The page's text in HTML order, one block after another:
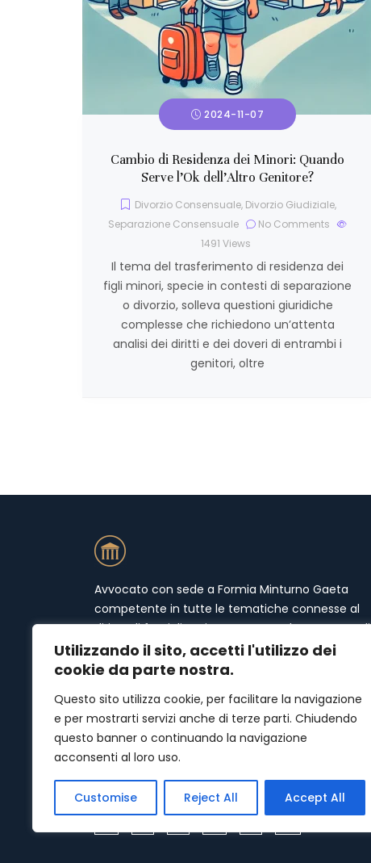
Utilizzando il sito, accetti l'utilizzo dei
cookie da parte nostra.
Questo sito utilizza cookie, per facilitare la navigazione
e per mostrarti servizi anche di terze parti. Chiudendo
questo banner o continuando la navigazione
acconsenti al loro uso.
Customise Reject All Accept All
2024-11-07
Cambio di Residenza dei Minori: Quando
Serve l’Ok dell’Altro Genitore?
Divorzio Consensuale, Divorzio Giudiziale,
Separazione Consensuale
No Comments
1491 Views
Il tema del trasferimento di residenza dei
figli minori, specie in contesti di separazione
o divorzio, solleva questioni giuridiche
complesse che richiedono un’attenta
analisi dei diritti e dei doveri di entrambi i
genitori, oltre
Avvocato con sede a Formia Minturno Gaeta
competente in tutte le tematiche connesse al
diritto di famiglia. Mi occupo prevalentemente di
materie quali separazioni (separazione
consensuale e separazione giudiziale), divorzi
affidamento condiviso e congiunto, scioglimento
del matrimonio e mantenimento del coniuge,
mantenimento dei minori, assegno divorzile,
addebito della separazione, consulenza legale
relativa a separazioni, divorzi.